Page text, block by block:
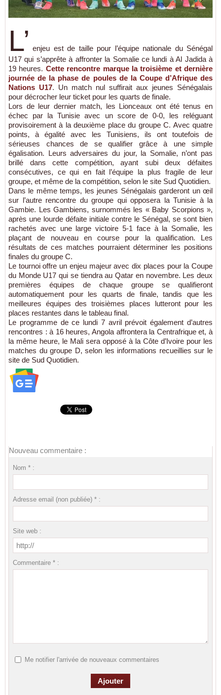
L’ enjeu est de taille pour l’équipe nationale du Sénégal
U17 qui s’apprête à affronter la Somalie ce lundi à Al Jadida à
19 heures. Cette rencontre marque la troisième et dernière
journée de la phase de poules de la Coupe d’Afrique des
Nations U17. Un match nul suffirait aux jeunes Sénégalais
pour décrocher leur ticket pour les quarts de finale.
Lors de leur dernier match, les Lionceaux ont été tenus en
échec par la Tunisie avec un score de 0-0, les reléguant
provisoirement à la deuxième place du groupe C. Avec quatre
points, à égalité avec les Tunisiens, ils ont toutefois de
sérieuses chances de se qualifier grâce à une simple
égalisation. Leurs adversaires du jour, la Somalie, n’ont pas
brillé dans cette compétition, ayant subi deux défaites
consécutives, ce qui en fait l’équipe la plus fragile de leur
groupe, et même de la compétition, selon le site Sud Quotidien.
Dans le même temps, les jeunes Sénégalais garderont un œil
sur l’autre rencontre du groupe qui opposera la Tunisie à la
Gambie. Les Gambiens, surnommés les « Baby Scorpions »,
après une lourde défaite initiale contre le Sénégal, se sont bien
rachetés avec une large victoire 5-1 face à la Somalie, les
plaçant de nouveau en course pour la qualification. Les
résultats de ces matches pourraient déterminer les positions
finales du groupe C.
Le tournoi offre un enjeu majeur avec dix places pour la Coupe
du Monde U17 qui se tiendra au Qatar en novembre. Les deux
premières équipes de chaque groupe se qualifieront
automatiquement pour les quarts de finale, tandis que les
meilleures équipes des troisièmes places lutteront pour les
places restantes dans le tableau final.
Le programme de ce lundi 7 avril prévoit également d’autres
rencontres : à 16 heures, Angola affrontera la Centrafrique et, à
la même heure, le Mali sera opposé à la Côte d’Ivoire pour les
matches du groupe D, selon les informations recueillies sur le
site de Sud Quotidien.
Nouveau commentaire :
Nom * :
Adresse email (non publiée) * :
Site web :
Commentaire * :
Me notifier l'arrivée de nouveaux commentaires